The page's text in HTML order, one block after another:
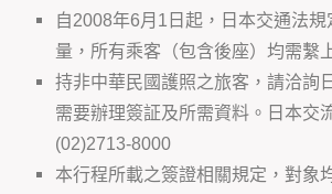
自2008年6月1日起，日本交通法規
量，所有乘客（包含後座）均需繫
持非中華民國護照之旅客，請洽詢
需要辦理簽証及所需資料。日本交
(02)2713-8000
本行程所載之簽證相關規定，對象